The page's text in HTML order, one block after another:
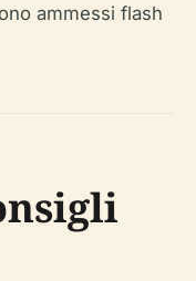
ammessi flash